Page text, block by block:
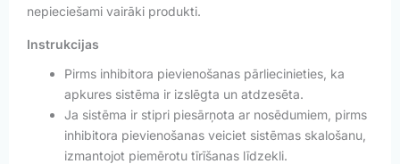
nepieciešami vairāki produkti.
Instrukcijas
Pirms inhibitora pievienošanas pārliecinieties, ka
apkures sistēma ir izslēgta un atdzesēta.
Ja sistēma ir stipri piesārņota ar nosēdumiem, pirms
inhibitora pievienošanas veiciet sistēmas skalošanu,
izmantojot piemērotu tīrīšanas līdzekli.